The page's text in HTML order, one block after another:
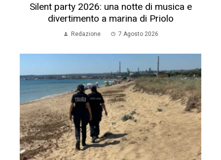
Silent party 2026: una notte di musica e
divertimento a marina di Priolo
Redazione 7 Agosto 2026